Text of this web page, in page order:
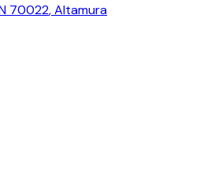
70022,Altamura